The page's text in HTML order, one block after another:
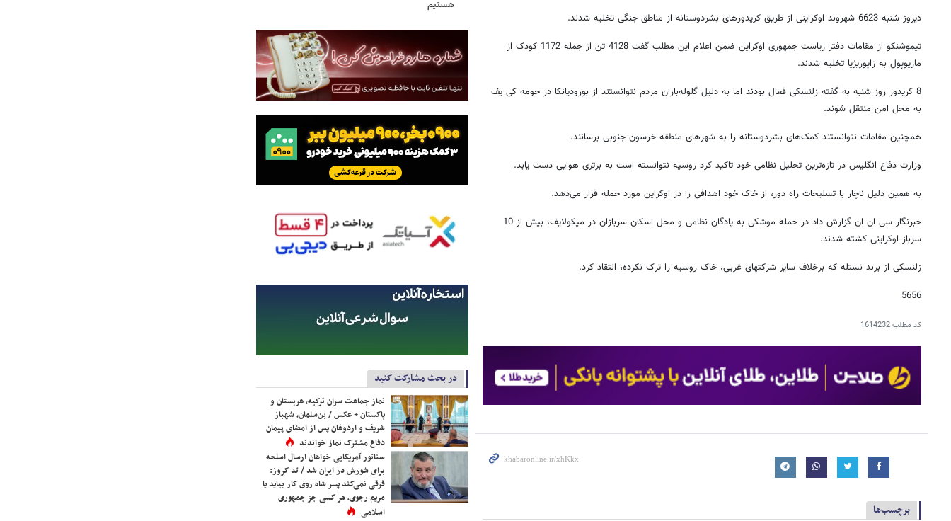
دیروز شنبه 6623 شهروند اوکراینی از طریق کریدورهای بشردوستانه از مناطق جنگی تخلیه شدند.
تیموشنکو از مقامات دفتر ریاست جمهوری اوکراین ضمن اعلام این مطلب گفت 4128 تن از جمله 1172 کودک از
ماریوپول به زاپوریژیا تخلیه شدند.
8 کریدور روز شنبه به گفته زلنسکی فعال بودند اما به دلیل گلوله‌باران مردم نتوانستند از بورودیانکا در حومه کی یف
به محل امن منتقل شوند.
همچنین مقامات نتوانستند کمک‌های بشردوستانه را به شهرهای منطقه خرسون جنوبی برسانند.
وزارت دفاع انگلیس در تازه‌ترین تحلیل نظامی خود تاکید کرد روسیه نتوانسته است به برتری هوایی دست یابد.
به همین دلیل ناچار با تسلیحات راه دور، از خاک خود اهدافی را در اوکراین مورد حمله قرار می‌دهد.
خبرنگار سی ان ان گزارش داد در حمله موشکی به پادگان نظامی و محل اسکان سربازان در میکولایف، بیش از 10
سرباز اوکراینی کشته شدند.
زلنسکی از برند نستله که برخلاف سایر شرکتهای غربی، خاک روسیه را ترک نکرده، انتقاد کرد.
5656
کد مطلب1614232
برچسب‌ها
هستیم
در بحث مشارکت کنید
نماز جماعت سران ترکیه، عربستان و
پاکستان + عکس / بن‌سلمان، شهباز
شریف و اردوغان پس از امضای پیمان
دفاع مشترک نماز خواندند
سناتور آمریکایی خواهان ارسال اسلحه
برای شورش در ایران شد / تد کروز:
فرقی نمی‌کند پسر شاه روی کار بیاید یا
مریم رجوی، هر کسی جز جمهوری
اسلامی